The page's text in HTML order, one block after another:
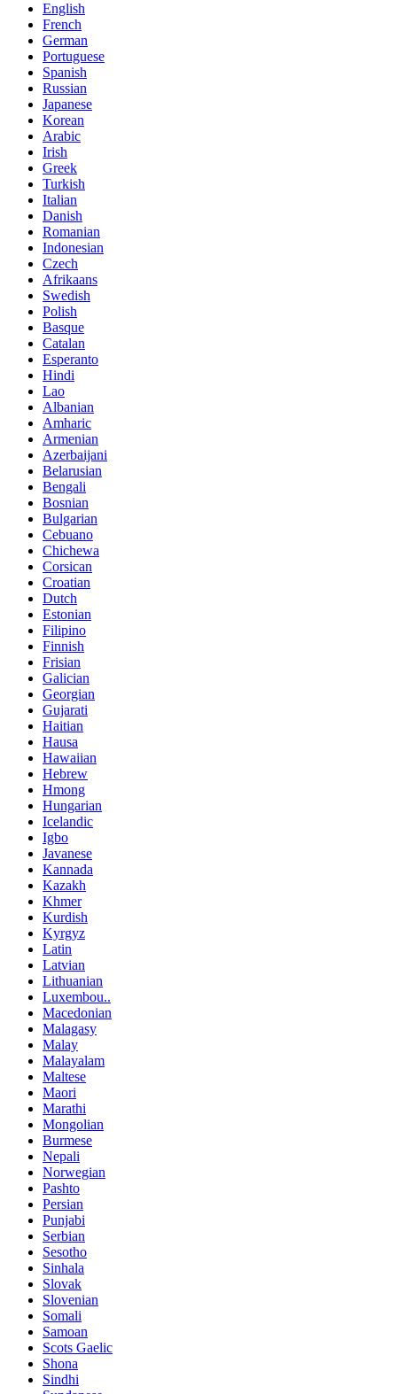
English
French
German
Portuguese
Spanish
Russian
Japanese
Korean
Arabic
Irish
Greek
Turkish
Italian
Danish
Romanian
Indonesian
Czech
Afrikaans
Swedish
Polish
Basque
Catalan
Esperanto
Hindi
Lao
Albanian
Amharic
Armenian
Azerbaijani
Belarusian
Bengali
Bosnian
Bulgarian
Cebuano
Chichewa
Corsican
Croatian
Dutch
Estonian
Filipino
Finnish
Frisian
Galician
Georgian
Gujarati
Haitian
Hausa
Hawaiian
Hebrew
Hmong
Hungarian
Icelandic
Igbo
Javanese
Kannada
Kazakh
Khmer
Kurdish
Kyrgyz
Latin
Latvian
Lithuanian
Luxembou..
Macedonian
Malagasy
Malay
Malayalam
Maltese
Maori
Marathi
Mongolian
Burmese
Nepali
Norwegian
Pashto
Persian
Punjabi
Serbian
Sesotho
Sinhala
Slovak
Slovenian
Somali
Samoan
Scots Gaelic
Shona
Sindhi